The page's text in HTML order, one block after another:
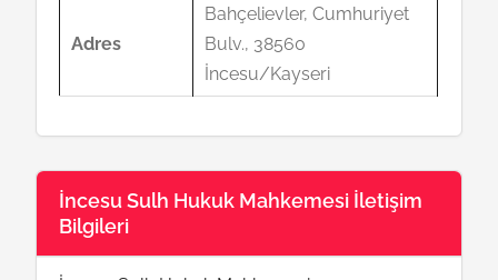
Adres
Bahçelievler, Cumhuriyet
Bulv., 38560
İncesu/Kayseri
İncesu Sulh Hukuk Mahkemesi İletişim
Bilgileri